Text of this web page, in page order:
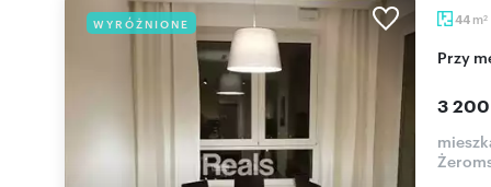
WYRÓŻNIONE 44 m2
Przy
3